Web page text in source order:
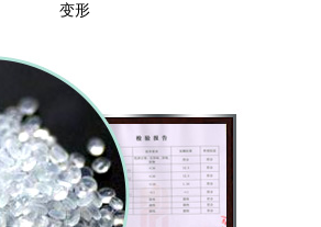
变形